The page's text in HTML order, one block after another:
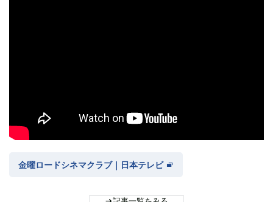
金曜ロードシネマクラブ｜日本テレビ